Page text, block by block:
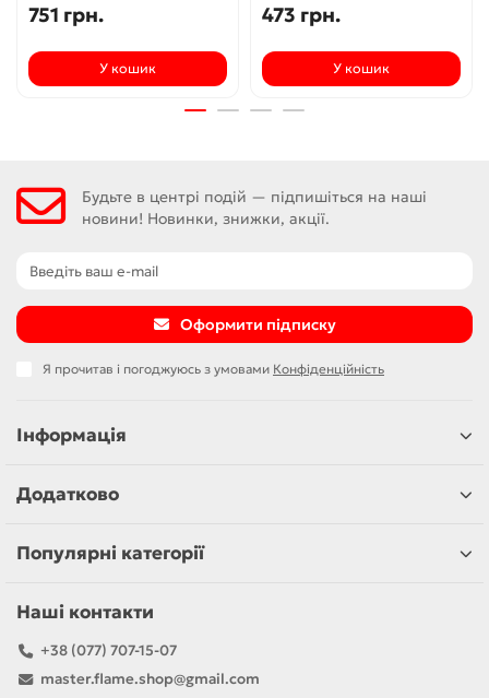
751 грн.
У кошик
473 грн.
У кошик
Будьте в центрі подій — підпишіться на наші
новини! Новинки, знижки, акції.
Оформити підписку
Я прочитав і погоджуюсь з умовами Конфіденційність
Інформація
Додатково
Популярні категорії
Наші контакти
+38 (077) 707-15-07
master.flame.shop@gmail.com